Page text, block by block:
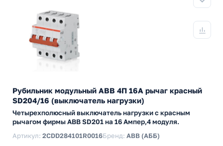
Рубильник модульный ABB 4П 16А рычаг красный
SD204/16 (выключатель нагрузки)
Четырехполюсный выключатель нагрузки с красным
рычагом фирмы ABB SD201 на 16 Ампер,4 модуля.
Артикул: 2CDD284101R0016Бренд: ABB (АББ)